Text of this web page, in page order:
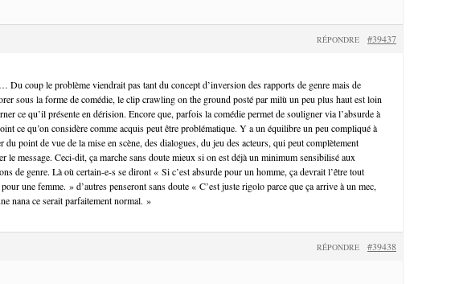
#39437
RÉPONDRE
Du coup le problème viendrait pas tant du concept d’inversion des rapports de genre mais de
sous la forme de comédie, le clip crawling on the ground posté par milù un peu plus haut est loin
ce qu’il présente en dérision. Encore que, parfois la comédie permet de souligner via l’absurde à
ce qu’on considère comme acquis peut être problématique. Y a un équilibre un peu compliqué à
du point de vue de la mise en scène, des dialogues, du jeu des acteurs, qui peut complètement
le message. Ceci-dit, ça marche sans doute mieux si on est déjà un minimum sensibilisé aux
de genre. Là où certain-e-s se diront « Si c’est absurde pour un homme, ça devrait l’être tout
une femme. » d’autres penseront sans doute « C’est juste rigolo parce que ça arrive à un mec,
nana ce serait parfaitement normal. »
#39438
RÉPONDRE